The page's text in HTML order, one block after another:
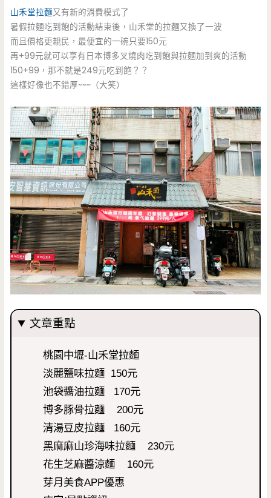
山禾堂拉麵又有新的消費模式了
暑假拉麵吃到飽的活動結束後，山禾堂的拉麵又換了一波
而且價格更親民，最便宜的一碗只要150元
再+99元就可以享有日本博多叉燒肉吃到飽與拉麵加到爽的活動
150+99，那不就是249元吃到飽？？
這樣好像也不錯厚~~~（大笑）
文章重點
桃園中壢-山禾堂拉麵
淡麗鹽味拉麵 150元
池袋醬油拉麵 170元
博多豚骨拉麵 200元
清湯豆皮拉麵 160元
黑麻麻山珍海味拉麵 230元
花生芝麻醬涼麵 160元
芽月美食APP優惠